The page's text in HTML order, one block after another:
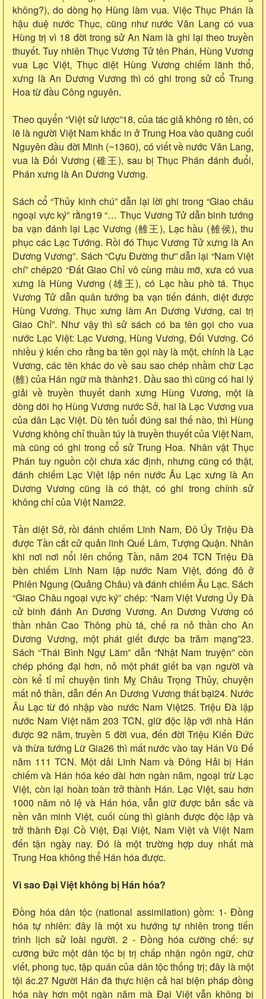
không?), do dòng họ Hùng làm vua. Việc Thục Phán là
hậu duệ nước Thục, cũng như nước Văn Lang có vua
Hùng trị vì 18 đời trong sử An Nam là ghi lại theo truyền
thuyết. Tuy nhiên Thục Vương Tử tên Phán, Hùng Vương
vua Lạc Việt, Thục diệt Hùng Vương chiếm lãnh thổ,
xưng là An Dương Vương thì có ghi trong sử cổ Trung
Hoa từ đầu Công nguyên.
Theo quyển “Việt sử lược”18, của tác giả không rõ tên, có
lẽ là người Việt Nam khắc in ở Trung Hoa vào quãng cuối
Nguyên đầu đời Minh (~1360), có viết về nước Văn Lang,
vua là Đối Vương (碓王), sau bị Thục Phán đánh đuổi,
Phán xưng là An Dương Vương.
Sách cổ “Thủy kinh chú” dẫn lại lời ghi trong “Giao châu
ngoại vực ký” rằng19 “… Thục Vương Tử dẫn binh tướng
ba vạn đánh lại Lạc Vương (雒王), Lạc hầu (雒侯), thu
phục các Lạc Tướng. Rồi đó Thục Vương Tử xưng là An
Dương Vương”. Sách “Cựu Đường thư” dẫn lại “Nam Việt
chí” chép20 “Đất Giao Chỉ vô cùng màu mỡ, xưa có vua
xưng là Hùng Vương (雄王), có Lạc hầu phò tá. Thục
Vương Tử dẫn quân tướng ba vạn tiến đánh, diệt được
Hùng Vương. Thục xưng làm An Dương Vương, cai trị
Giao Chỉ”. Như vậy thì sử sách có ba tên gọi cho vua
nước Lạc Việt: Lạc Vương, Hùng Vương, Đối Vương. Có
nhiều ý kiến cho rằng ba tên gọi này là một, chính là Lạc
Vương, các tên khác do về sau sao chép nhầm chữ Lạc
(雒) của Hán ngữ mà thành21. Dầu sao thì cũng có hai lý
giải về truyền thuyết danh xưng Hùng Vương, một là
dòng dõi họ Hùng Vương nước Sở, hai là Lạc Vương vua
của dân Lạc Việt. Dù tên tuổi đúng sai thế nào, thì Hùng
Vương không chỉ thuần túy là truyền thuyết của Việt Nam,
mà cũng có ghi trong cổ sử Trung Hoa. Nhân vật Thục
Phán tuy nguồn cội chưa xác định, nhưng cũng có thật,
đánh chiếm Lạc Việt lập nên nước Âu Lạc xưng là An
Dương Vương cũng là có thật, có ghi trong chính sử
không chỉ của Việt Nam22.
Tần diệt Sở, rồi đánh chiếm Lĩnh Nam, Đô Úy Triệu Đà
được Tần cắt cử quản lĩnh Quế Lâm, Tượng Quận. Nhân
khi nơi nơi nổi lên chống Tần, năm 204 TCN Triệu Đà
bèn chiếm Lĩnh Nam lập nước Nam Việt, đóng đô ở
Phiên Ngung (Quảng Châu) và đánh chiếm Âu Lạc. Sách
“Giao Châu ngoại vực ký” chép: “Nam Việt Vương Úy Đà
cử binh đánh An Dương Vương. An Dương Vương có
thần nhân Cao Thông phù tá, chế ra nỏ thần cho An
Dương Vương, một phát giết được ba trăm mạng”23.
Sách “Thái Bình Ngự Lãm” dẫn “Nhật Nam truyện” còn
chép phóng đại hơn, nỏ một phát giết ba vạn người và
còn kể tỉ mỉ chuyện tình Mỵ Châu Trọng Thủy, chuyện
mất nỏ thần, dẫn đến An Dương Vương thất bại24. Nước
Âu Lạc từ đó nhập vào nước Nam Việt25. Triệu Đà lập
nước Nam Việt năm 203 TCN, giữ độc lập với nhà Hán
được 92 năm, truyền 5 đời vua, đến đời Triệu Kiến Đức
và thừa tướng Lữ Gia26 thì mất nước vào tay Hán Vũ Đế
năm 111 TCN. Một dải Lĩnh Nam và Đông Hải bị Hán
chiếm và Hán hóa kéo dài hơn ngàn năm, ngoại trừ Lạc
Việt, còn lại hoàn toàn trở thành Hán. Lạc Việt, sau hơn
1000 năm nô lệ và Hán hóa, vẫn giữ được bản sắc và
nền văn minh Việt, cuối cùng thì giành được độc lập và
trở thành Đại Cồ Việt, Đại Việt, Nam Việt và Việt Nam
đến tận ngày nay. Đó là một trường hợp duy nhất mà
Trung Hoa không thể Hán hóa được.
Vì sao Đại Việt không bị Hán hóa?
Đồng hóa dân tộc (national assimilation) gồm: 1- Đồng
hóa tự nhiên: đây là một xu hướng tự nhiên trong tiến
trình lịch sử loài người. 2 - Đồng hóa cưỡng chế: sự
cưỡng bức một dân tộc bị trị chấp nhận ngôn ngữ, chữ
viết, phong tục, tập quán của dân tộc thống trị; đây là một
tội ác.27 Người Hán đã thực hiện cả hai biện pháp đồng
hóa này hơn một ngàn năm mà Đại Việt vẫn không bị